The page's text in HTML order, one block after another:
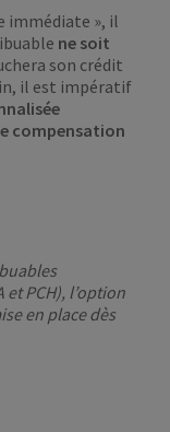
immédiate », il
ne soit
son crédit
il est impératif
compensation
et PCH), l’option
en place dès